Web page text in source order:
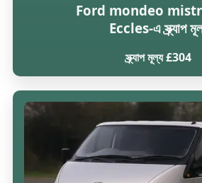
Ford mondeo
Eccles-এ স্ক্র্যাপ
স্ক্র্যাপ মূল্য £304